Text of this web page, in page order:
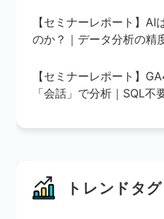
【セミナーレポート】AI
のか？｜データ分析の精
【セミナーレポート】
「会話」で分析｜SQL不
トレンドタグ